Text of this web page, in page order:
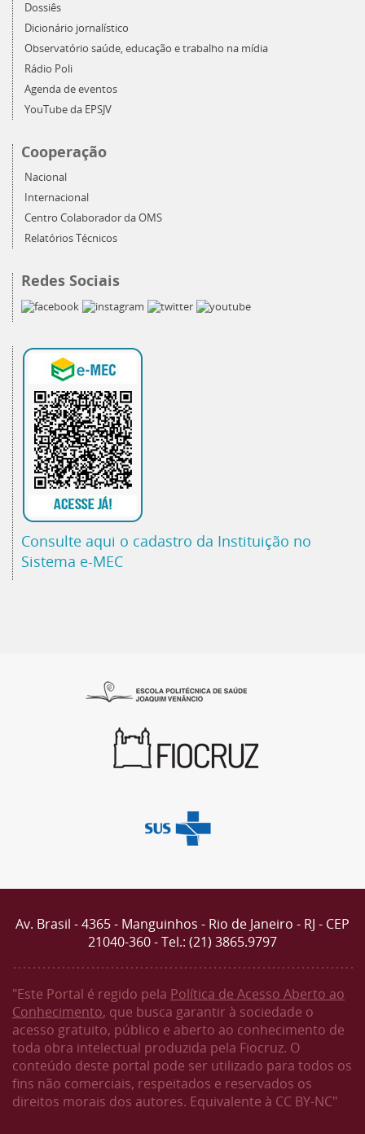
Dossiês
Dicionário jornalístico
Observatório saúde, educação e trabalho na mídia
Rádio Poli
Agenda de eventos
YouTube da EPSJV
Cooperação
Nacional
Internacional
Centro Colaborador da OMS
Relatórios Técnicos
Redes Sociais
Consulte aqui o cadastro da Instituição no
Sistema e-MEC
Av. Brasil - 4365 - Manguinhos - Rio de Janeiro - RJ - CEP
21040-360 - Tel.: (21) 3865.9797
"Este Portal é regido pela Política de Acesso Aberto ao
Conhecimento, que busca garantir à sociedade o
acesso gratuito, público e aberto ao conhecimento de
toda obra intelectual produzida pela Fiocruz. O
conteúdo deste portal pode ser utilizado para todos os
fins não comerciais, respeitados e reservados os
direitos morais dos autores. Equivalente à CC BY-NC"